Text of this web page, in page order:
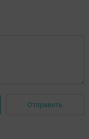
Отправить